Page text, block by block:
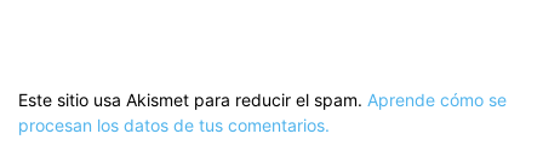
Este sitio usa Akismet para reducir el spam. Aprende cómo se
procesan los datos de tus comentarios.